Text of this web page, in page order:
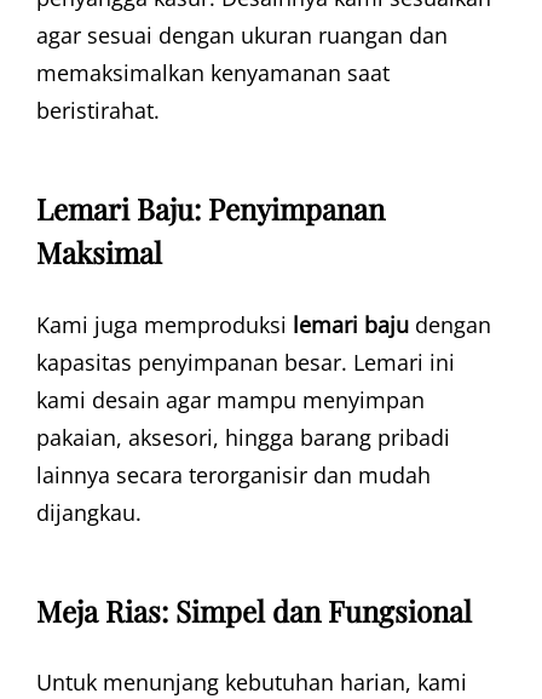
agar sesuai dengan ukuran ruangan dan
memaksimalkan kenyamanan saat
beristirahat.
Lemari Baju: Penyimpanan
Maksimal
Kami juga memproduksi lemari baju dengan
kapasitas penyimpanan besar. Lemari ini
kami desain agar mampu menyimpan
pakaian, aksesori, hingga barang pribadi
lainnya secara terorganisir dan mudah
dijangkau.
Meja Rias: Simpel dan Fungsional
Untuk menunjang kebutuhan harian, kami